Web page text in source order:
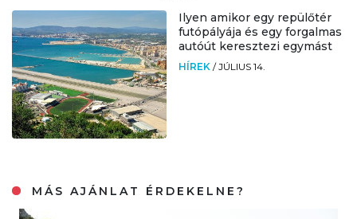
Ilyen amikor egy repülőtér
futópályája és egy forgalmas
autóút keresztezi egymást
HÍREK /JÚLIUS 14.
MÁS AJÁNLAT ÉRDEKELNE?